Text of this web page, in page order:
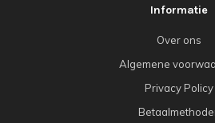
Informatie
Over ons
Algemene
Privacy Policy